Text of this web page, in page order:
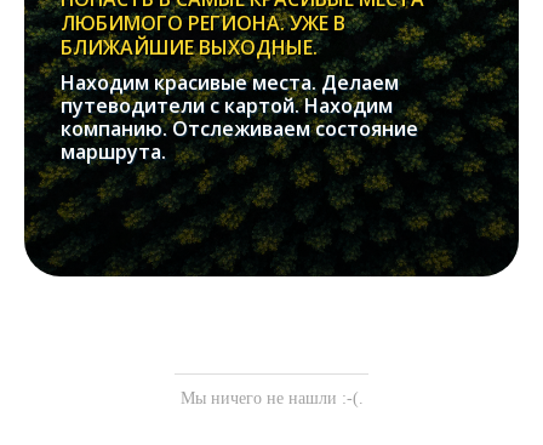
ЛЮБИМОГО РЕГИОНА. УЖЕ В
БЛИЖАЙШИЕ ВЫХОДНЫЕ.
Находим красивые места. Делаем
путеводители с картой. Находим
компанию. Отслеживаем состояние
маршрута.
Мы ничего не нашли :-(.